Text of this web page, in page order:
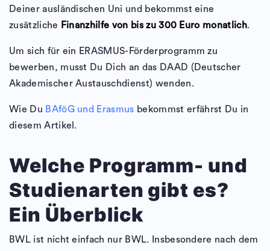
Deiner ausländischen Uni und bekommst eine
zusätzliche Finanzhilfe von bis zu 300 Euro monatlich.
Um sich für ein ERASMUS-Förderprogramm zu
bewerben, musst Du Dich an das DAAD (Deutscher
Akademischer Austauschdienst) wenden.
Wie Du BAföG und Erasmus bekommst erfährst Du in
diesem Artikel.
Welche Programm- und
Studienarten gibt es?
Ein Überblick
BWL ist nicht einfach nur BWL. Insbesondere nach dem